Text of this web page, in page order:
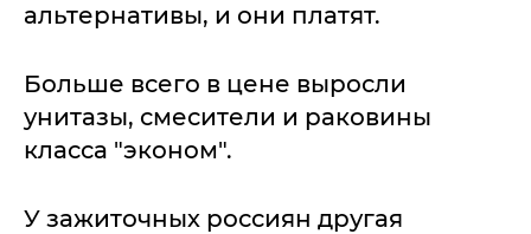
альтернативы, и они платят.
Больше всего в цене выросли
унитазы, смесители и раковины
класса "эконом".
У зажиточных россиян другая